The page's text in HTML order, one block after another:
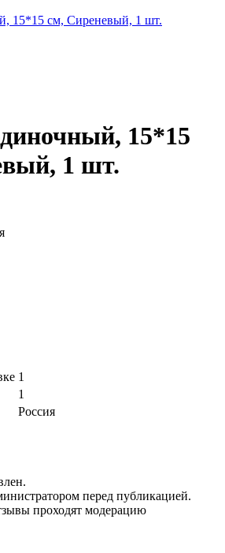
15*15
1 шт.
1
1
Россия
перед публикацией.
проходят модерацию